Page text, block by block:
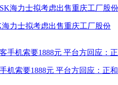
力士拟考虑出售重庆工厂股份
机索要1888元 平台方回应：正和